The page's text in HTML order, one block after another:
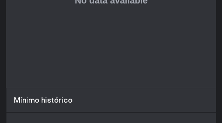
título dá motivos convincentes para mergulhar,
Mínimo histórico